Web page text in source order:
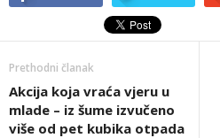
Prethodni članak
Akcija koja vraća vjeru u
mlade – iz šume izvučeno
više od pet kubika otpada